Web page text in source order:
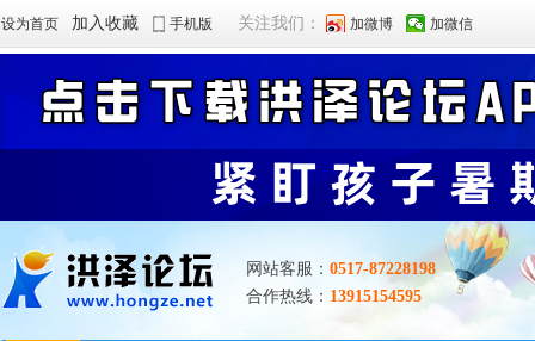
设为首页 加入收藏 手机版 关注我们： 加微博 加微信
网站客服： 0517-87228198
合作热线： 13915154595